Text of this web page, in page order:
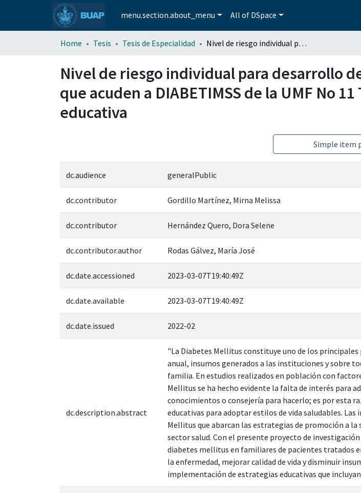
menu.section.about_menu All of DSpace
Home Tesis Tesis de Especialidad Nivel de riesgo individual para desarrollo de diabetes en familiares de pacientes que acuden a DIABETIMSS de la UMF No 11 Tapachula Chiapas con intervención educativa
Nivel de riesgo individual para desarrollo
que acuden a DIABETIMSS de la UMF No
educativa
Simple item
dc.audience generalPublic
dc.contributor Gordillo Martínez, Mirna Melissa
dc.contributor Hernández Quero, Dora Selene
dc.contributor.author Rodas Gálvez, María José
dc.date.accessioned 2023-03-07T19:40:49Z
dc.date.available 2023-03-07T19:40:49Z
dc.date.issued 2022-02
dc.description.abstract
"La Diabetes Mellitus constituye uno de los
anual, insumos generados a las instituciones y sobre
familia. En estudios realizados en población con
Mellitus se ha hecho evidente la falta de interés para
conocimientos o consejería para hacerlo; es por esta
educativas para adoptar estilos de vida saludables.
Mellitus que abarcan las estrategias de promoción a
sector salud. Con el presente proyecto de
diabetes mellitus en familiares de pacientes tratados
la enfermedad, mejorar calidad de vida y disminuir
implementación de estrategias educativas que